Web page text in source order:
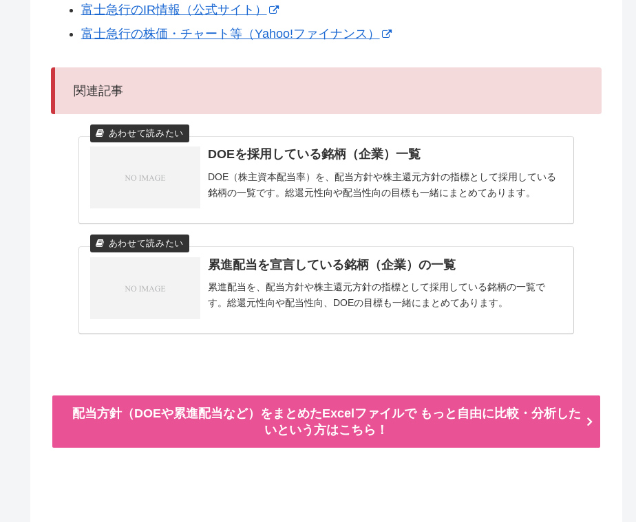
富士急行のIR情報（公式サイト）
富士急行の株価・チャート等（Yahoo!ファイナンス）
関連記事
DOEを採用している銘柄（企業）一覧
DOE（株主資本配当率）を、配当方針や株主還元方針の指標として採用している
銘柄の一覧です。総還元性向や配当性向の目標も一緒にまとめてあります。
累進配当を宣言している銘柄（企業）の一覧
累進配当を、配当方針や株主還元方針の指標として採用している銘柄の一覧で
す。総還元性向や配当性向、DOEの目標も一緒にまとめてあります。
配当方針（DOEや累進配当など）をまとめたExcelファイルで もっと自由に比較・分析した
いという方はこちら！